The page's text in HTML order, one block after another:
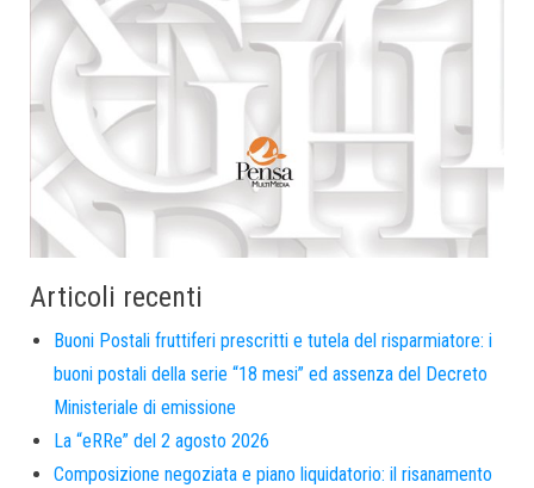
Articoli recenti
Buoni Postali fruttiferi prescritti e tutela del risparmiatore: i
buoni postali della serie “18 mesi” ed assenza del Decreto
Ministeriale di emissione
La “eRRe” del 2 agosto 2026
Composizione negoziata e piano liquidatorio: il risanamento